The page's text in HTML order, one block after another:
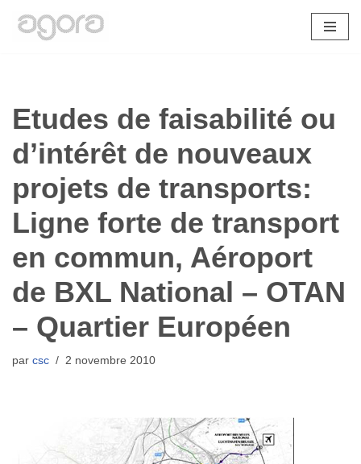
Etudes de faisabilité ou
d’intérêt de nouveaux
projets de transports:
Ligne forte de transport
en commun, Aéroport
de BXL National – OTAN
– Quartier Européen
par csc 2 novembre 2010